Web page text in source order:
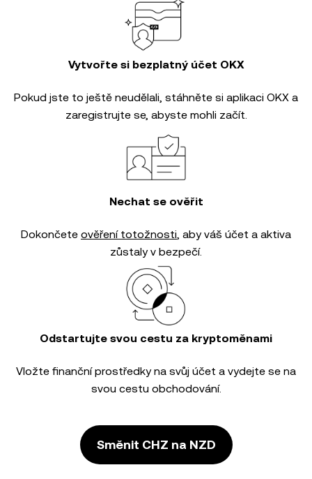
Vytvořte si bezplatný účet OKX
Pokud jste to ještě neudělali, stáhněte si aplikaci OKX a
zaregistrujte se, abyste mohli začít.
Nechat se ověřit
Dokončete ověření totožnosti, aby váš účet a aktiva
zůstaly v bezpečí.
Odstartujte svou cestu za kryptoměnami
Vložte finanční prostředky na svůj účet a vydejte se na
svou cestu obchodování.
Směnit CHZ na NZD